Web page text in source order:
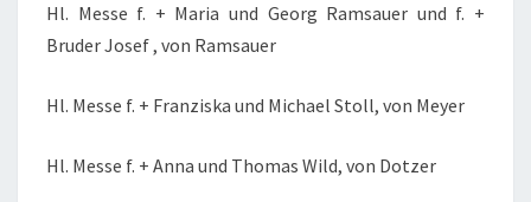
Hl. Messe f. + Maria und Georg Ramsauer und f. +
Bruder Josef , von Ramsauer
Hl. Messe f. + Franziska und Michael Stoll, von Meyer
Hl. Messe f. + Anna und Thomas Wild, von Dotzer